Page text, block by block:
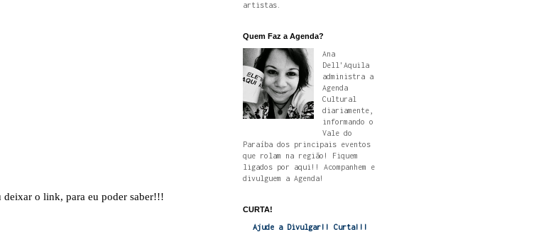
artistas.
Quem Faz a Agenda?
Ana
Dell'Aquila
administra a
Agenda
Cultural
diariamente,
informando o
Vale do
Paraíba dos principais eventos
que rolam na região! Fiquem
ligados por aqui!! Acompanhem e
divulguem a Agenda!
CURTA!
Ajude a Divulgar!! Curta!!!